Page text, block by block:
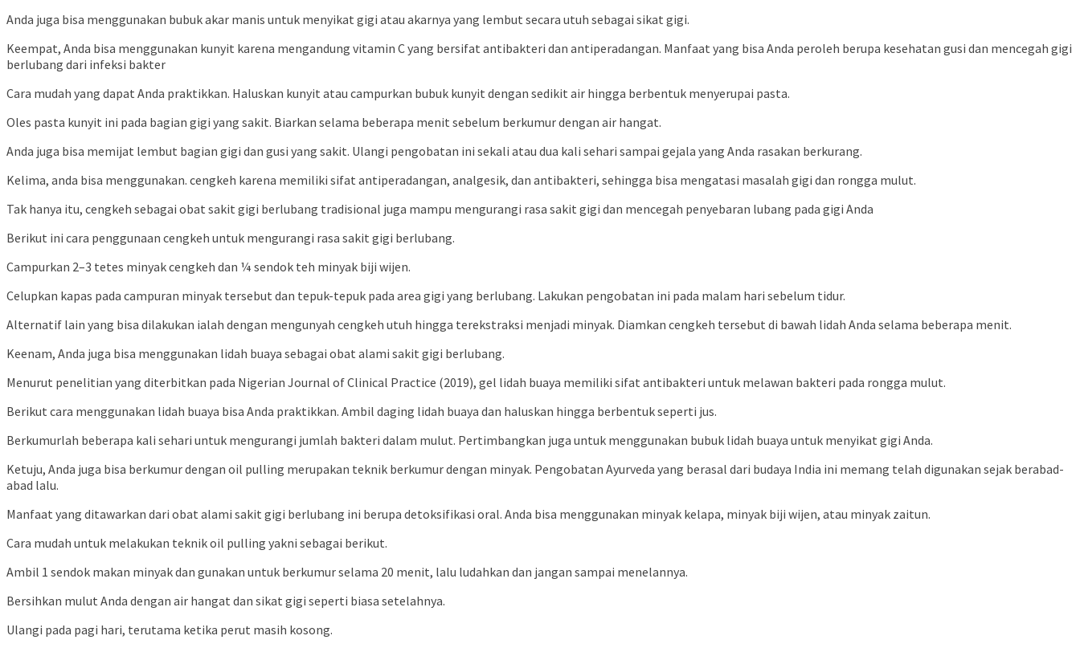
Anda juga bisa menggunakan bubuk akar manis untuk menyikat gigi atau akarnya yang lembut secara utuh sebagai sikat gigi.
Keempat, Anda bisa menggunakan kunyit karena mengandung vitamin C yang bersifat antibakteri dan antiperadangan. Manfaat yang bisa Anda peroleh berupa kesehatan gusi dan mencegah gigi
berlubang dari infeksi bakter
Cara mudah yang dapat Anda praktikkan. Haluskan kunyit atau campurkan bubuk kunyit dengan sedikit air hingga berbentuk menyerupai pasta.
Oles pasta kunyit ini pada bagian gigi yang sakit. Biarkan selama beberapa menit sebelum berkumur dengan air hangat.
Anda juga bisa memijat lembut bagian gigi dan gusi yang sakit. Ulangi pengobatan ini sekali atau dua kali sehari sampai gejala yang Anda rasakan berkurang.
Kelima, anda bisa menggunakan. cengkeh karena memiliki sifat antiperadangan, analgesik, dan antibakteri, sehingga bisa mengatasi masalah gigi dan rongga mulut.
Tak hanya itu, cengkeh sebagai obat sakit gigi berlubang tradisional juga mampu mengurangi rasa sakit gigi dan mencegah penyebaran lubang pada gigi Anda
Berikut ini cara penggunaan cengkeh untuk mengurangi rasa sakit gigi berlubang.
Campurkan 2–3 tetes minyak cengkeh dan ¼ sendok teh minyak biji wijen.
Celupkan kapas pada campuran minyak tersebut dan tepuk-tepuk pada area gigi yang berlubang. Lakukan pengobatan ini pada malam hari sebelum tidur.
Alternatif lain yang bisa dilakukan ialah dengan mengunyah cengkeh utuh hingga terekstraksi menjadi minyak. Diamkan cengkeh tersebut di bawah lidah Anda selama beberapa menit.
Keenam, Anda juga bisa menggunakan lidah buaya sebagai obat alami sakit gigi berlubang.
Menurut penelitian yang diterbitkan pada Nigerian Journal of Clinical Practice (2019), gel lidah buaya memiliki sifat antibakteri untuk melawan bakteri pada rongga mulut.
Berikut cara menggunakan lidah buaya bisa Anda praktikkan. Ambil daging lidah buaya dan haluskan hingga berbentuk seperti jus.
Berkumurlah beberapa kali sehari untuk mengurangi jumlah bakteri dalam mulut. Pertimbangkan juga untuk menggunakan bubuk lidah buaya untuk menyikat gigi Anda.
Ketuju, Anda juga bisa berkumur dengan oil pulling merupakan teknik berkumur dengan minyak. Pengobatan Ayurveda yang berasal dari budaya India ini memang telah digunakan sejak berabad-
abad lalu.
Manfaat yang ditawarkan dari obat alami sakit gigi berlubang ini berupa detoksifikasi oral. Anda bisa menggunakan minyak kelapa, minyak biji wijen, atau minyak zaitun.
Cara mudah untuk melakukan teknik oil pulling yakni sebagai berikut.
Ambil 1 sendok makan minyak dan gunakan untuk berkumur selama 20 menit, lalu ludahkan dan jangan sampai menelannya.
Bersihkan mulut Anda dengan air hangat dan sikat gigi seperti biasa setelahnya.
Ulangi pada pagi hari, terutama ketika perut masih kosong.